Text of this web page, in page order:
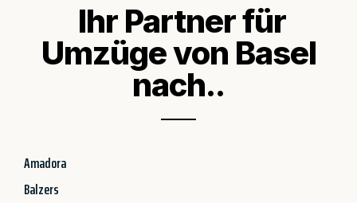
Ihr Partner für
Umzüge von Basel
nach..
Amadora
Balzers